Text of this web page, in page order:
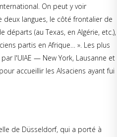
On peut y voir
langues, le côté frontalier de
départs (au Texas, en Algérie, etc.),
partis en Afrique… ». Les plus
l'UIAE — New York, Lausanne et
accueillir les Alsaciens ayant fui
de Düsseldorf, qui a porté à